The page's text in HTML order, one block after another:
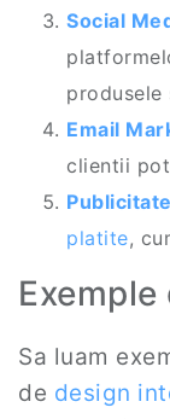
Social
produsele
Email
clientii
platite,
Sa luam
de design